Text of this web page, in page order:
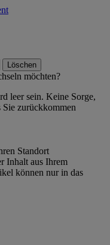
Löschen
möchten?
leer sein. Keine Sorge,
zurückkommen
Standort
Inhalt aus Ihrem
können nur in das